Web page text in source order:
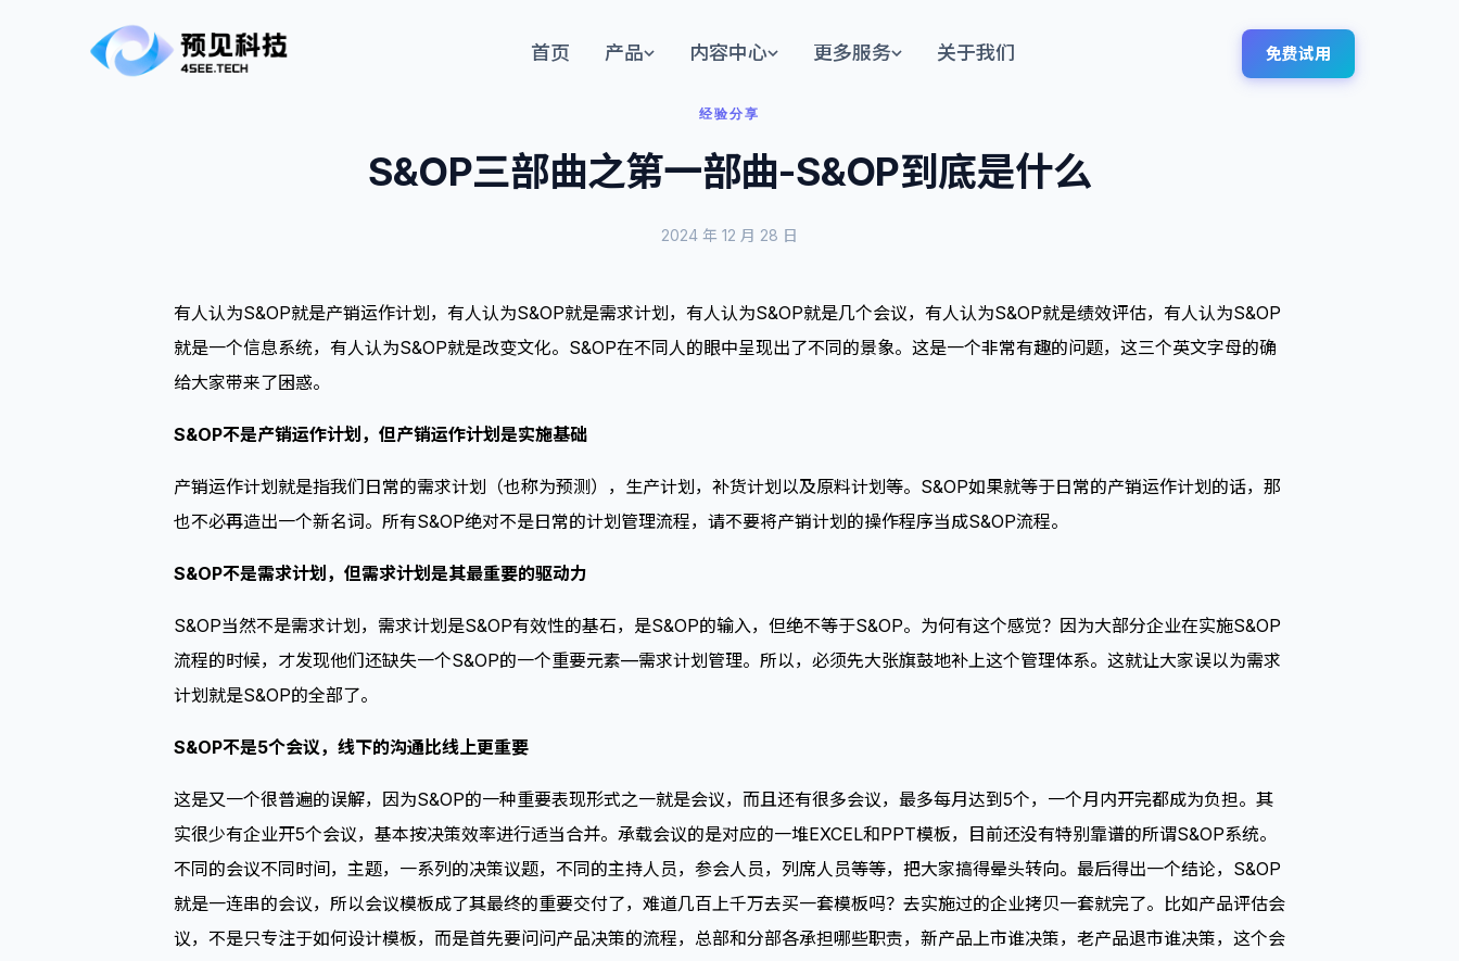
首页 产品 内容中心 更多服务 关于我们 免费试用
经验分享
S&OP三部曲之第一部曲-S&OP到底是什么
2024 年 12 月 28 日
有人认为S&OP就是产销运作计划，有人认为S&OP就是需求计划，有人认为S&OP就是几个会议，有人认为S&OP就是绩效评估，有人认为S&OP
就是一个信息系统，有人认为S&OP就是改变文化。S&OP在不同人的眼中呈现出了不同的景象。这是一个非常有趣的问题，这三个英文字母的确
给大家带来了困惑。
S&OP不是产销运作计划，但产销运作计划是实施基础
产销运作计划就是指我们日常的需求计划（也称为预测），生产计划，补货计划以及原料计划等。S&OP如果就等于日常的产销运作计划的话，那
也不必再造出一个新名词。所有S&OP绝对不是日常的计划管理流程，请不要将产销计划的操作程序当成S&OP流程。
S&OP不是需求计划，但需求计划是其最重要的驱动力
S&OP当然不是需求计划，需求计划是S&OP有效性的基石，是S&OP的输入，但绝不等于S&OP。为何有这个感觉？因为大部分企业在实施S&OP
流程的时候，才发现他们还缺失一个S&OP的一个重要元素—需求计划管理。所以，必须先大张旗鼓地补上这个管理体系。这就让大家误以为需求
计划就是S&OP的全部了。
S&OP不是5个会议，线下的沟通比线上更重要
这是又一个很普遍的误解，因为S&OP的一种重要表现形式之一就是会议，而且还有很多会议，最多每月达到5个，一个月内开完都成为负担。其
实很少有企业开5个会议，基本按决策效率进行适当合并。承载会议的是对应的一堆EXCEL和PPT模板，目前还没有特别靠谱的所谓S&OP系统。
不同的会议不同时间，主题，一系列的决策议题，不同的主持人员，参会人员，列席人员等等，把大家搞得晕头转向。最后得出一个结论，S&OP
就是一连串的会议，所以会议模板成了其最终的重要交付了，难道几百上千万去买一套模板吗？去实施过的企业拷贝一套就完了。比如产品评估会
议，不是只专注于如何设计模板，而是首先要问问产品决策的流程，总部和分部各承担哪些职责，新产品上市谁决策，老产品退市谁决策，这个会